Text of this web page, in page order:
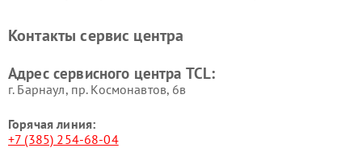
Контакты сервис центра
Адрес сервисного центра TCL:
г. Барнаул, ​пр. Космонавтов, 6в
Горячая линия:
+7 (385) 254-68-04